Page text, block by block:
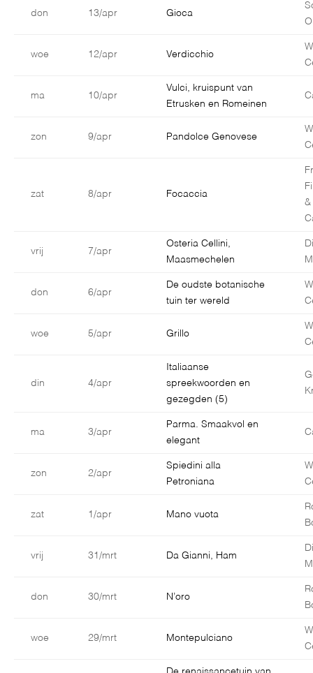
don 13/apr Gioca
woe 12/apr Verdicchio
ma 10/apr
Vulci, kruispunt van
Etrusken en Romeinen
zon 9/apr Pandolce Genovese
zat 8/apr Focaccia
&
vrij 7/apr
Osteria Cellini,
Maasmechelen
don 6/apr
De oudste botanische
tuin ter wereld
woe 5/apr Grillo
din 4/apr
Italiaanse
spreekwoorden en
gezegden (5)
ma 3/apr
Parma. Smaakvol en
elegant
zon 2/apr
Spiedini alla
Petroniana
zat 1/apr Mano vuota
vrij 31/mrt Da Gianni, Ham
don 30/mrt N’oro
woe 29/mrt Montepulciano